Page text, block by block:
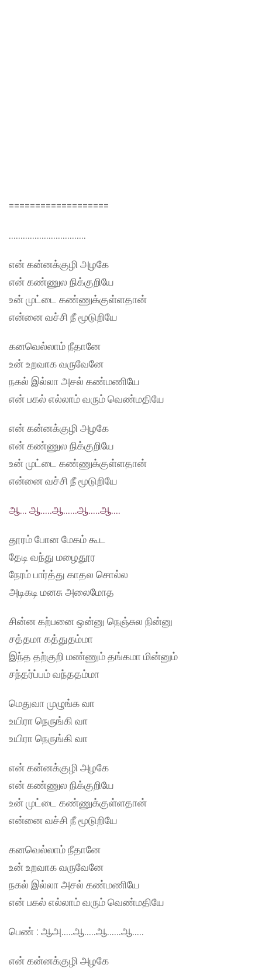
===================
……………………………
என் கன்னக்குழி அழகே
என் கண்ணுல நிக்குறியே
உன் முட்டை கண்ணுக்குள்ளதான்
என்னை வச்சி நீ மூடுறியே
கனவெல்லாம் நீதானே
உன் உறவாக வருவேனே
நகல் இல்லா அசல் கண்மணியே
என் பகல் எல்லாம் வரும் வெண்மதியே
என் கன்னக்குழி அழகே
என் கண்ணுல நிக்குறியே
உன் முட்டை கண்ணுக்குள்ளதான்
என்னை வச்சி நீ மூடுறியே
ஆ… ஆ…..ஆ……ஆ…..ஆ….
தூரம் போன மேகம் கூட
தேடி வந்து மழைதூர
நேரம் பார்த்து காதல சொல்ல
அடிகடி மனசு அலைமோத
சின்ன கற்பனை ஒன்னு நெஞ்சுல நின்னு
சத்தமா கத்துதம்மா
இந்த தற்குறி மண்ணும் தங்கமா மின்னும்
சந்தர்ப்பம் வந்ததம்மா
மெதுவா முழுங்க வா
உயிரா நெருங்கி வா
உயிரா நெருங்கி வா
என் கன்னக்குழி அழகே
என் கண்ணுல நிக்குறியே
உன் முட்டை கண்ணுக்குள்ளதான்
என்னை வச்சி நீ மூடுறியே
கனவெல்லாம் நீதானே
உன் உறவாக வருவேனே
நகல் இல்லா அசல் கண்மணியே
என் பகல் எல்லாம் வரும் வெண்மதியே
பெண் : ஆஅ…..ஆ…..ஆ……ஆ…..
என் கன்னக்குழி அழகே